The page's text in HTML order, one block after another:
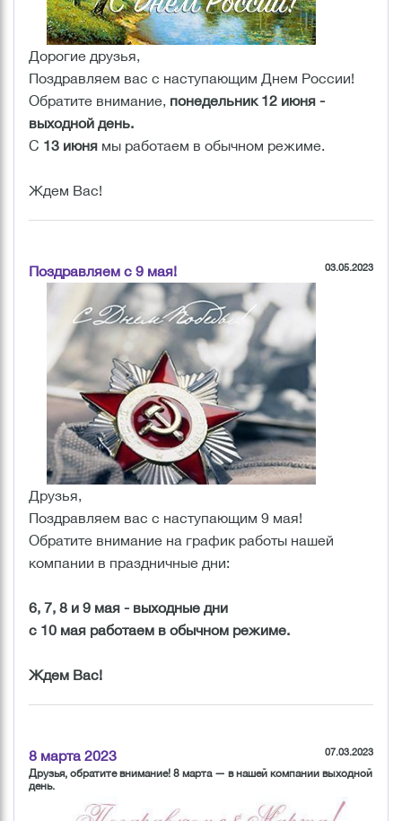
Дорогие друзья,
Поздравляем вас с наступающим Днем России!
Обратите внимание, понедельник 12 июня -
выходной день.
C 13 июня мы работаем в обычном режиме.
Ждем Вас!
Поздравляем с 9 мая! 03.05.2023
Друзья,
Поздравляем вас с наступающим 9 мая!
Обратите внимание на график работы нашей
компании в праздничные дни:
6, 7, 8 и 9 мая - выходные дни
с 10 мая работаем в обычном режиме.
Ждем Вас!
8 марта 2023 07.03.2023
Друзья, обратите внимание! 8 марта — в нашей компании выходной
день.